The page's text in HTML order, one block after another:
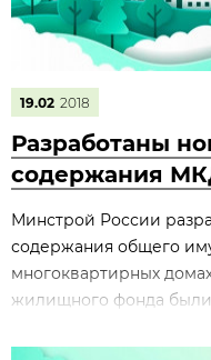
19.02 2018
Разработаны
содержания
Минстрой России
содержания общего
многоквартирных
жилищного фонда были